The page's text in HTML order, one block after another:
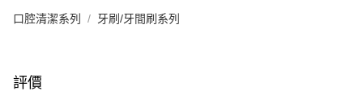
口腔清潔系列 牙刷/牙間刷系列
評價